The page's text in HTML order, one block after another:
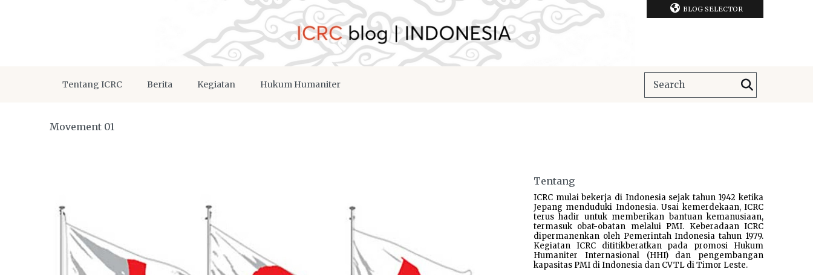
BLOG SELECTOR
Tentang ICRC Berita Kegiatan Hukum Humaniter
Movement 01
Tentang
ICRC mulai bekerja di Indonesia sejak tahun 1942 ketika
Jepang menduduki Indonesia. Usai kemerdekaan, ICRC
terus hadir untuk memberikan bantuan kemanusiaan,
termasuk obat-obatan melalui PMI. Keberadaan ICRC
dipermanenkan oleh Pemerintah Indonesia tahun 1979.
Kegiatan ICRC dititikberatkan pada promosi Hukum
Humaniter Internasional (HHI) dan pengembangan
kapasitas PMI di Indonesia dan CVTL di Timor Leste.